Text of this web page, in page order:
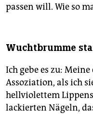
passen will. Wie so
Wuchtbrumme
Ich gebe es zu:
Assoziation, als ich
hellviolettem
lackierten Nägeln,